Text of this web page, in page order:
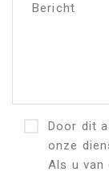
Bericht
Door dit
onze
Als u van